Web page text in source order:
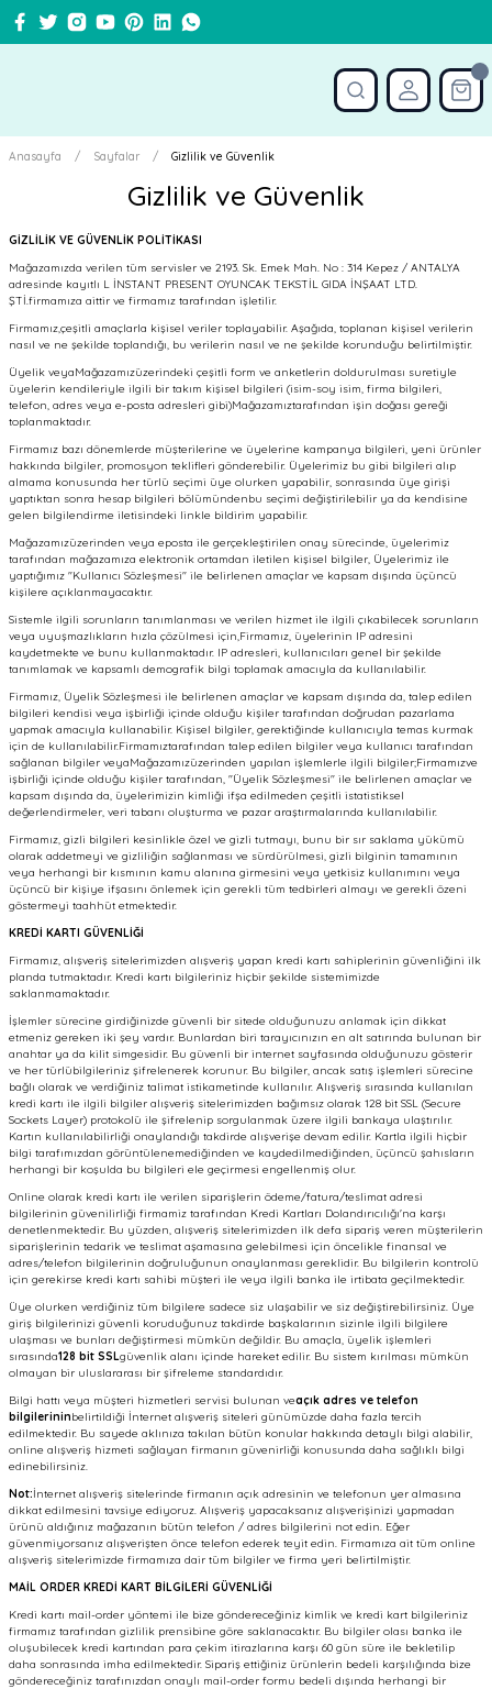
Anasayfa Sayfalar Gizlilik ve Güvenlik
Gizlilik ve Güvenlik
GİZLİLİK VE GÜVENLİK POLİTİKASI
Mağazamızda verilen tüm servisler ve 2193. Sk. Emek Mah. No : 314 Kepez / ANTALYA
adresinde kayıtlı L İNSTANT PRESENT OYUNCAK TEKSTİL GIDA İNŞAAT LTD.
ŞTİ.firmamıza aittir ve firmamız tarafından işletilir.
Firmamız,çeşitli amaçlarla kişisel veriler toplayabilir. Aşağıda, toplanan kişisel verilerin
nasıl ve ne şekilde toplandığı, bu verilerin nasıl ve ne şekilde korunduğu belirtilmiştir.
Üyelik veyaMağazamızüzerindeki çeşitli form ve anketlerin doldurulması suretiyle
üyelerin kendileriyle ilgili bir takım kişisel bilgileri (isim-soy isim, firma bilgileri,
telefon, adres veya e-posta adresleri gibi)Mağazamıztarafından işin doğası gereği
toplanmaktadır.
Firmamız bazı dönemlerde müşterilerine ve üyelerine kampanya bilgileri, yeni ürünler
hakkında bilgiler, promosyon teklifleri gönderebilir. Üyelerimiz bu gibi bilgileri alıp
almama konusunda her türlü seçimi üye olurken yapabilir, sonrasında üye girişi
yaptıktan sonra hesap bilgileri bölümündenbu seçimi değiştirilebilir ya da kendisine
gelen bilgilendirme iletisindeki linkle bildirim yapabilir.
Mağazamızüzerinden veya eposta ile gerçekleştirilen onay sürecinde, üyelerimiz
tarafından mağazamıza elektronik ortamdan iletilen kişisel bilgiler, Üyelerimiz ile
yaptığımız "Kullanıcı Sözleşmesi" ile belirlenen amaçlar ve kapsam dışında üçüncü
kişilere açıklanmayacaktır.
Sistemle ilgili sorunların tanımlanması ve verilen hizmet ile ilgili çıkabilecek sorunların
veya uyuşmazlıkların hızla çözülmesi için,Firmamız, üyelerinin IP adresini
kaydetmekte ve bunu kullanmaktadır. IP adresleri, kullanıcıları genel bir şekilde
tanımlamak ve kapsamlı demografik bilgi toplamak amacıyla da kullanılabilir.
Firmamız, Üyelik Sözleşmesi ile belirlenen amaçlar ve kapsam dışında da, talep edilen
bilgileri kendisi veya işbirliği içinde olduğu kişiler tarafından doğrudan pazarlama
yapmak amacıyla kullanabilir. Kişisel bilgiler, gerektiğinde kullanıcıyla temas kurmak
için de kullanılabilir.Firmamıztarafından talep edilen bilgiler veya kullanıcı tarafından
sağlanan bilgiler veyaMağazamızüzerinden yapılan işlemlerle ilgili bilgiler;Firmamızve
işbirliği içinde olduğu kişiler tarafından, "Üyelik Sözleşmesi" ile belirlenen amaçlar ve
kapsam dışında da, üyelerimizin kimliği ifşa edilmeden çeşitli istatistiksel
değerlendirmeler, veri tabanı oluşturma ve pazar araştırmalarında kullanılabilir.
Firmamız, gizli bilgileri kesinlikle özel ve gizli tutmayı, bunu bir sır saklama yükümü
olarak addetmeyi ve gizliliğin sağlanması ve sürdürülmesi, gizli bilginin tamamının
veya herhangi bir kısmının kamu alanına girmesini veya yetkisiz kullanımını veya
üçüncü bir kişiye ifşasını önlemek için gerekli tüm tedbirleri almayı ve gerekli özeni
göstermeyi taahhüt etmektedir.
KREDİ KARTI GÜVENLİĞİ
Firmamız, alışveriş sitelerimizden alışveriş yapan kredi kartı sahiplerinin güvenliğini ilk
planda tutmaktadır. Kredi kartı bilgileriniz hiçbir şekilde sistemimizde
saklanmamaktadır.
İşlemler sürecine girdiğinizde güvenli bir sitede olduğunuzu anlamak için dikkat
etmeniz gereken iki şey vardır. Bunlardan biri tarayıcınızın en alt satırında bulunan bir
anahtar ya da kilit simgesidir. Bu güvenli bir internet sayfasında olduğunuzu gösterir
ve her türlübilgileriniz şifrelenerek korunur. Bu bilgiler, ancak satış işlemleri sürecine
bağlı olarak ve verdiğiniz talimat istikametinde kullanılır. Alışveriş sırasında kullanılan
kredi kartı ile ilgili bilgiler alışveriş sitelerimizden bağımsız olarak 128 bit SSL (Secure
Sockets Layer) protokolü ile şifrelenip sorgulanmak üzere ilgili bankaya ulaştırılır.
Kartın kullanılabilirliği onaylandığı takdirde alışverişe devam edilir. Kartla ilgili hiçbir
bilgi tarafımızdan görüntülenemediğinden ve kaydedilmediğinden, üçüncü şahısların
herhangi bir koşulda bu bilgileri ele geçirmesi engellenmiş olur.
Online olarak kredi kartı ile verilen siparişlerin ödeme/fatura/teslimat adresi
bilgilerinin güvenilirliği firmamiz tarafından Kredi Kartları Dolandırıcılığı'na karşı
denetlenmektedir. Bu yüzden, alışveriş sitelerimizden ilk defa sipariş veren müşterilerin
siparişlerinin tedarik ve teslimat aşamasına gelebilmesi için öncelikle finansal ve
adres/telefon bilgilerinin doğruluğunun onaylanması gereklidir. Bu bilgilerin kontrolü
için gerekirse kredi kartı sahibi müşteri ile veya ilgili banka ile irtibata geçilmektedir.
Üye olurken verdiğiniz tüm bilgilere sadece siz ulaşabilir ve siz değiştirebilirsiniz. Üye
giriş bilgilerinizi güvenli koruduğunuz takdirde başkalarının sizinle ilgili bilgilere
ulaşması ve bunları değiştirmesi mümkün değildir. Bu amaçla, üyelik işlemleri
sırasında128 bit SSLgüvenlik alanı içinde hareket edilir. Bu sistem kırılması mümkün
olmayan bir uluslararası bir şifreleme standardıdır.
Bilgi hattı veya müşteri hizmetleri servisi bulunan veaçık adres ve telefon
bilgilerininbelirtildiği İnternet alışveriş siteleri günümüzde daha fazla tercih
edilmektedir. Bu sayede aklınıza takılan bütün konular hakkında detaylı bilgi alabilir,
online alışveriş hizmeti sağlayan firmanın güvenirliği konusunda daha sağlıklı bilgi
edinebilirsiniz.
Not:İnternet alışveriş sitelerinde firmanın açık adresinin ve telefonun yer almasına
dikkat edilmesini tavsiye ediyoruz. Alışveriş yapacaksanız alışverişinizi yapmadan
ürünü aldığınız mağazanın bütün telefon / adres bilgilerini not edin. Eğer
güvenmiyorsanız alışverişten önce telefon ederek teyit edin. Firmamıza ait tüm online
alışveriş sitelerimizde firmamıza dair tüm bilgiler ve firma yeri belirtilmiştir.
MAİL ORDER KREDİ KART BİLGİLERİ GÜVENLİĞİ
Kredi kartı mail-order yöntemi ile bize göndereceğiniz kimlik ve kredi kart bilgileriniz
firmamız tarafından gizlilik prensibine göre saklanacaktır. Bu bilgiler olası banka ile
oluşubilecek kredi kartından para çekim itirazlarına karşı 60 gün süre ile bekletilip
daha sonrasında imha edilmektedir. Sipariş ettiğiniz ürünlerin bedeli karşılığında bize
göndereceğiniz tarafınızdan onaylı mail-order formu bedeli dışında herhangi bir